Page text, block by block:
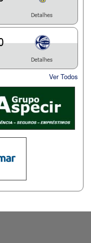
Detalhes
Detalhes
Ver Todos